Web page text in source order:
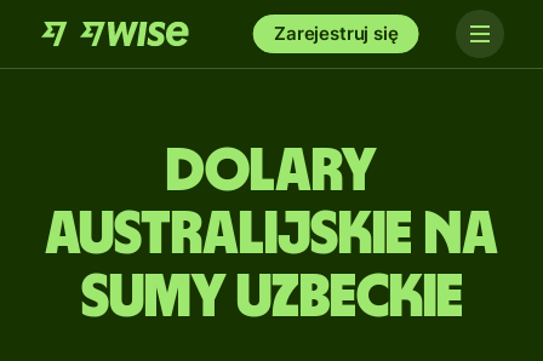
Zarejestruj się
Dolary
australijskie na
Sumy uzbeckie